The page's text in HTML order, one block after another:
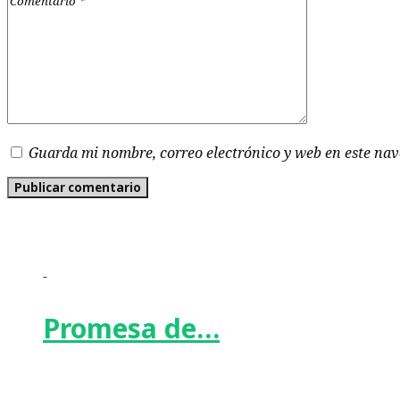
Guarda mi nombre, correo electrónico y web en este
-
Promesa de…